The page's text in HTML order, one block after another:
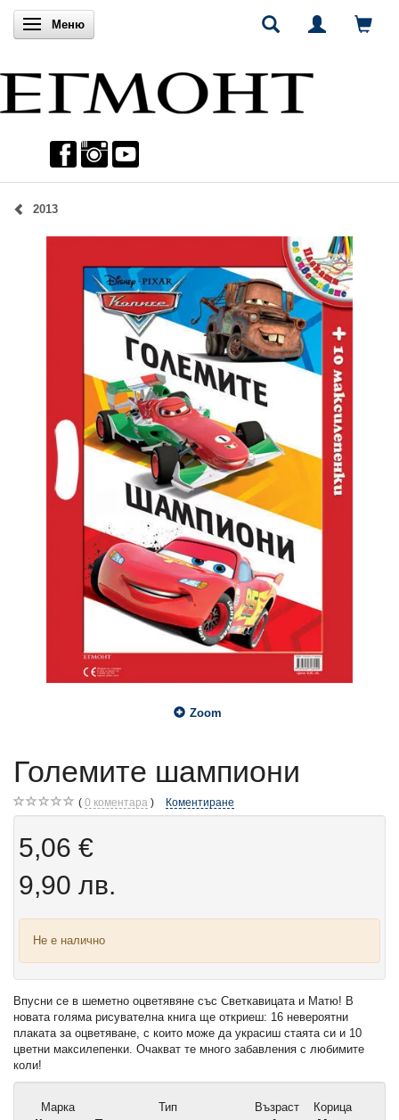
Включи навигацията
Меню
2013
Zoom
Големите шампиони
0 коментара Коментиране
5,06 €
9,90 лв.
Не е налично
Впусни се в шеметно оцветявяне със Светкавицата и Матю! В
новата голяма рисувателна книга ще откриеш: 16 невероятни
плаката за оцветяване, с които може да украсиш стаята си и 10
цветни максилепенки. Очакват те много забавления с любимите
коли!
Марка
Тип
Възраст
Корица